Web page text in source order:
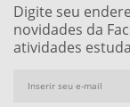
Digite seu
novidades da
atividades